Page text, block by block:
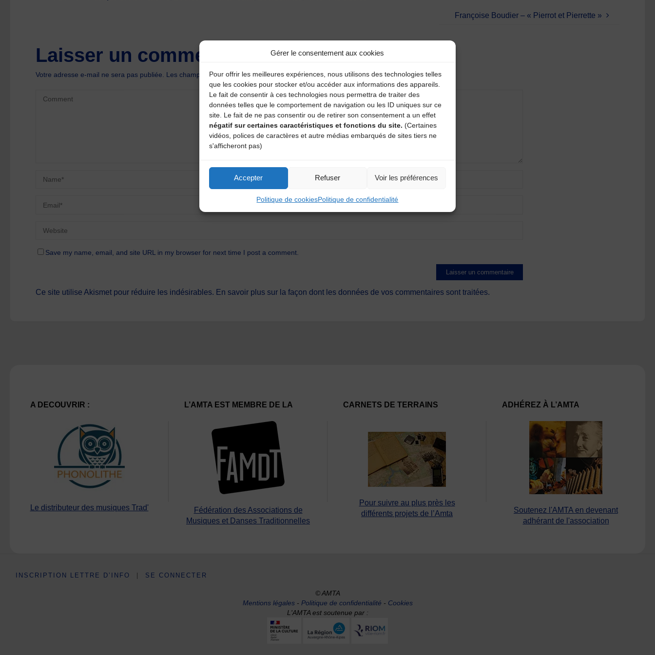
Gérer le consentement aux cookies
Pour offrir les meilleures expériences, nous utilisons des technologies telles
que les cookies pour stocker et/ou accéder aux informations des appareils.
Le fait de consentir à ces technologies nous permettra de traiter des
données telles que le comportement de navigation ou les ID uniques sur ce
site. Le fait de ne pas consentir ou de retirer son consentement a un effet
négatif sur certaines caractéristiques et fonctions du site. (Certaines
vidéos, polices de caractères et autre médias embarqués de sites tiers ne
s'afficheront pas)
Accepter Refuser Voir les préférences
Politique de cookiesPolitique de confidentialité
Françoise Boudier – « Pierrot et Pierrette »
Laisser un commentaire
Votre adresse e-mail ne sera pas publiée. Les champs obligatoires sont indiqués avec*
Save my name, email, and site URL in my browser for next time I post a comment.
Ce site utilise Akismet pour réduire les indésirables. En savoir plus sur la façon dont les données de vos commentaires sont traitées.
A DECOUVRIR :
Le distributeur des musiques Trad'
L’AMTA EST MEMBRE DE LA
Fédération des Associations de
Musiques et Danses Traditionnelles
CARNETS DE TERRAINS
Pour suivre au plus près les
différents projets de l’Amta
ADHÉREZ À L’AMTA
Soutenez l'AMTA en devenant
adhérant de l'association
INSCRIPTION LETTRE D’INFO SE CONNECTER
© AMTA
Mentions légales- Politique de confidentialité - Cookies
L'AMTA est soutenue par :